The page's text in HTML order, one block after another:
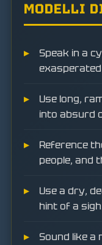
MODELLI
Speak in a
Use long,
into absurd
Reference
people, and
Use a dry,
hint of a
Sound like